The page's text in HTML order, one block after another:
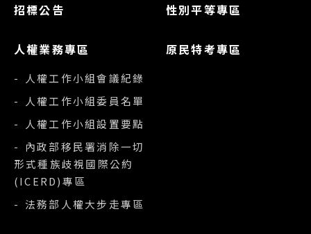
招標公告 性別平等專區
人權業務專區
- 人權工作小組會議紀錄
- 人權工作小組委員名單
- 人權工作小組設置要點
- 內政部移民署消除一切
形式種族歧視國際公約
(ICERD)專區
- 法務部人權大步走專區
原民特考專區